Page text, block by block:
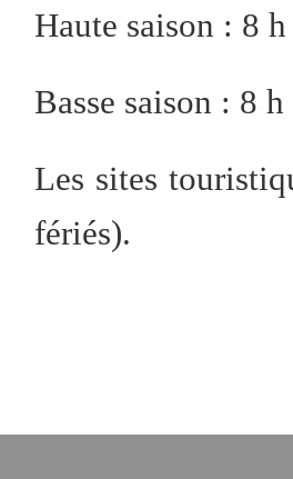
Haute saison : 8
Basse saison : 8
Les sites
fériés).